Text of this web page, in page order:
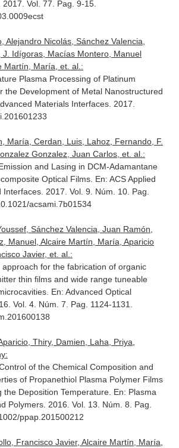
2017. Vol. 77. Pag. 9-15.
Alejandro Nicolás, Sánchez Valencia,
J. Idígoras, Macías Montero, Manuel
Martín, María, et. al.:
Plasma Processing of Platinum
the Development of Metal Nanostructured
Materials Interfaces. 2017.
María, Cerdan, Luis, Lahoz, Fernando, F.
Gonzalez, Juan Carlos, et. al.:
and Lasing in DCM-Adamantane
Optical Films. En: ACS Applied
Interfaces. 2017. Vol. 9. Núm. 10. Pag.
acsami.7b01534
Sánchez Valencia, Juan Ramón,
Manuel, Alcaire Martín, María, Aparicio
Javier, et. al.:
approach for the fabrication of organic
thin films and wide range tuneable
En: Advanced Optical
Vol. 4. Núm. 7. Pag. 1124-1131.
Thiry, Damien, Laha, Priya,
of the Chemical Composition and
of Propanethiol Plasma Polymer Films
the Deposition Temperature. En: Plasma
Polymers. 2016. Vol. 13. Núm. 8. Pag.
ppap.201500212
Francisco Javier, Alcaire Martín, María,